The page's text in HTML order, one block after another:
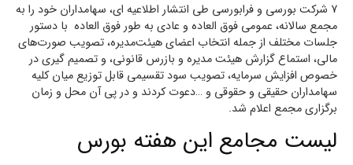
7 شرکت بورسی و فرابورسی طی انتشار اطلاعیه ای، سهامداران خود را به
مجمع سالانه، عمومی فوق العاده و عادی به طور فوق العاده با دستور
جلسات مختلف از جمله انتخاب اعضای هیئت‌مدیره، تصویب صورت‌های
مالی، استماع گزارش هیئت‌ مدیره و بازرس قانونی، و تصمیم گیری در
خصوص افزایش سرمایه، تصویب سود تقسیمی قابل توزیع میان کلیه
سهامداران حقیقی و حقوقی و …دعوت کردند و در پی آن محل و زمان
برگزاری مجمع اعلام شد.
لیست مجامع این هفته بورس